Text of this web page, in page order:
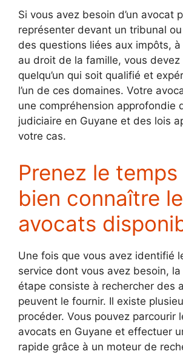
Si vous avez besoin d’un avocat
représenter devant un tribunal
des questions liées aux impôts, à
au droit de la famille, vous devez
quelqu’un qui soit qualifié et
l’un de ces domaines. Votre
une compréhension approfondie
judiciaire en Guyane et des lois
votre cas.
Prenez le
bien connaître
avocats
Une fois que vous avez identifié
service dont vous avez besoin, la
étape consiste à rechercher des
peuvent le fournir. Il existe
procéder. Vous pouvez parcourir
avocats en Guyane et effectuer
rapide grâce à un moteur de